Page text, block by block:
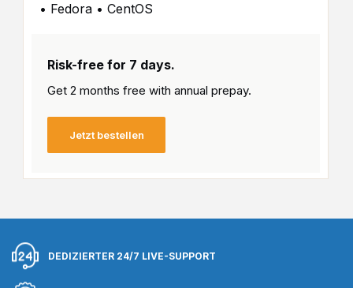
• Fedora • CentOS
Risk-free for 7 days.
Get 2 months free with annual prepay.
Jetzt bestellen
DEDIZIERTER 24/7 LIVE-SUPPORT